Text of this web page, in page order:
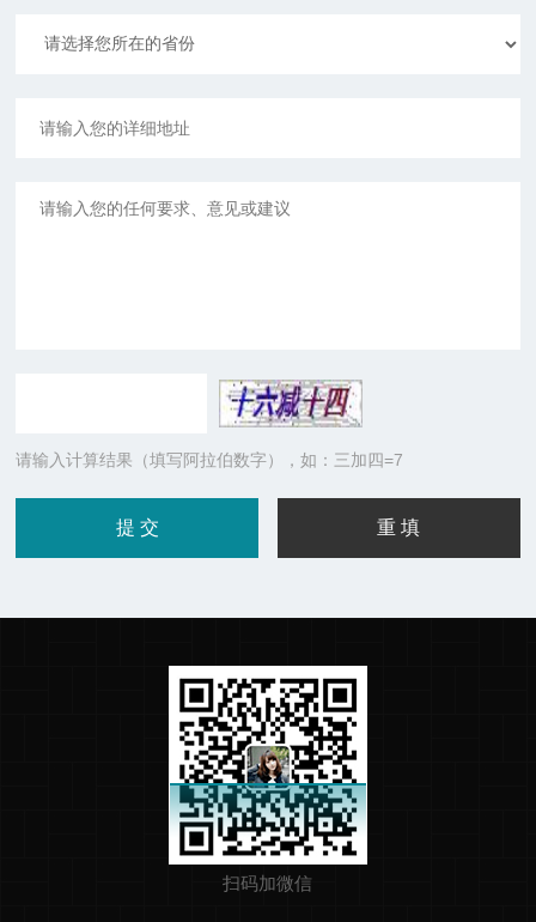
请输入计算结果（填写阿拉伯数字），如：三加四=7
扫码加微信